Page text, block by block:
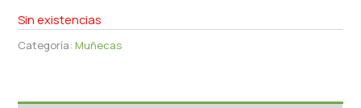
Sin existencias
Categoría: Muñecas